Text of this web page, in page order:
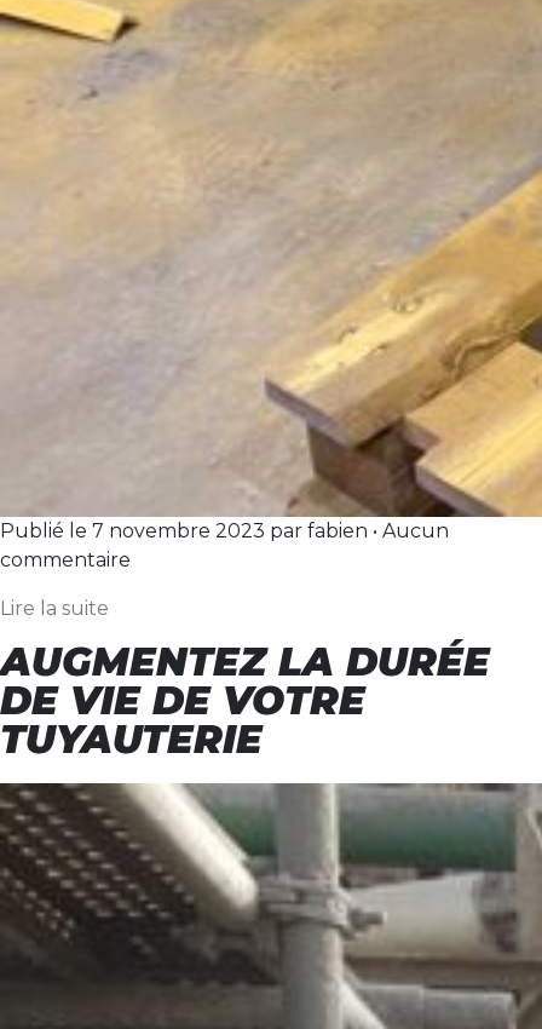
Publié le 7 novembre 2023 par fabien • Aucun
commentaire
Lire la suite
AUGMENTEZ LA DURÉE
DE VIE DE VOTRE
TUYAUTERIE